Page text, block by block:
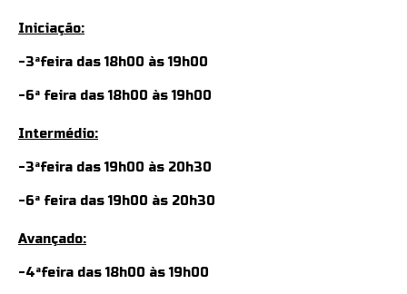
Iniciação:
-3ªfeira das 18h00 às 19h00
-6ª feira das 18h00 às 19h00
Intermédio:
-3ªfeira das 19h00 às 20h30
-6ª feira das 19h00 às 20h30
Avançado:
-4ªfeira das 18h00 às 19h00